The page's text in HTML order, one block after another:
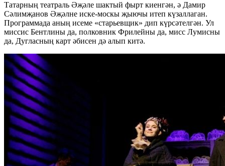
Татарның театраль Әҗәле шактый фырт киенгән, ә Дамир
Сәлимҗанов Әҗәлне иске-москы җыючы итеп күзаллаган.
Программада аның исеме «старьевщик» дип күрсәтелгән. Ул
миссис Бентлины да, полковник Фрилейны да, мисс Лумисны
да, Дугласның карт әбисен дә алып китә.